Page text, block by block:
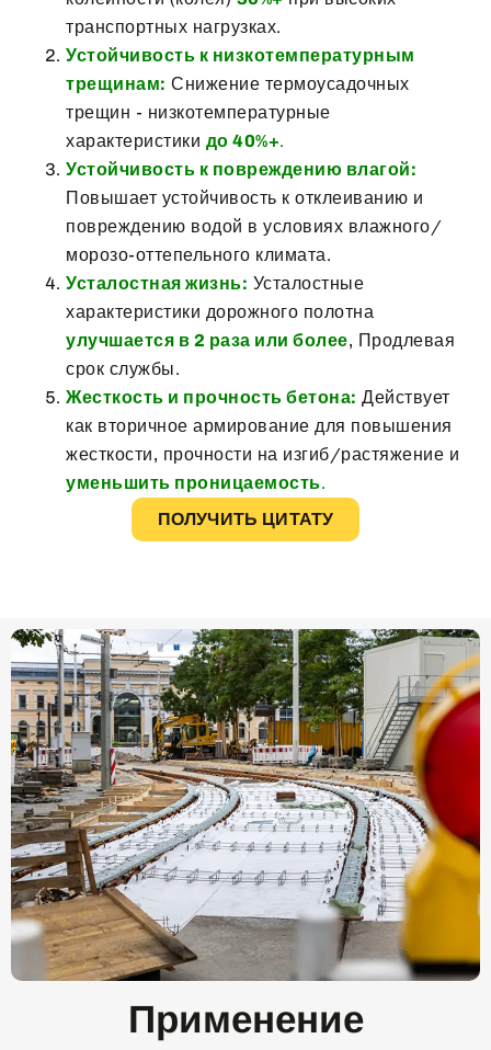
транспортных нагрузках.
Устойчивость к низкотемпературным
трещинам: Снижение термоусадочных
трещин - низкотемпературные
характеристики до 40%+.
Устойчивость к повреждению влагой:
Повышает устойчивость к отклеиванию и
повреждению водой в условиях влажного/
морозо-оттепельного климата.
Усталостная жизнь: Усталостные
характеристики дорожного полотна
улучшается в 2 раза или более, Продлевая
срок службы.
Жесткость и прочность бетона: Действует
как вторичное армирование для повышения
жесткости, прочности на изгиб/растяжение и
уменьшить проницаемость.
ПОЛУЧИТЬ ЦИТАТУ
Применение